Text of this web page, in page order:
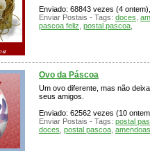
Enviado: 68843 vezes (4
Enviar Postais - Tags: doces
pascoa feliz postal pascoa
Ovo da Páscoa
Um ovo diferente, mas não
seus amigos.
Enviado: 62562 vezes (10
Enviar Postais - Tags: postal
doces postal pascoa amendoas